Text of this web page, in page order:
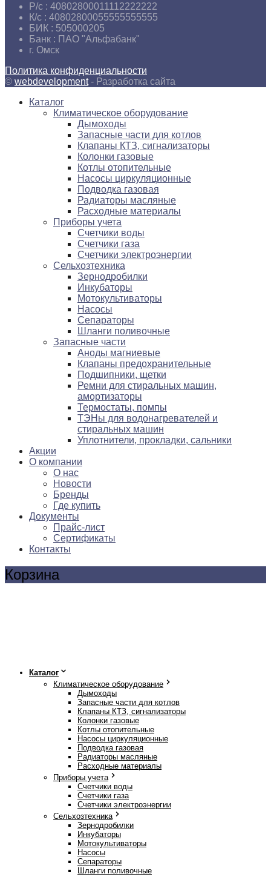
Р/с : 40802800011112222222
К/с : 40802800055555555555
БИК : 505000205
Банк : ПАО "Альфабанк"
г. Омск
Политика конфиденциальности
© webdevelopment- Разработка сайта
Каталог
Климатическое оборудование
Дымоходы
Запасные части для котлов
Клапаны КТЗ, сигнализаторы
Колонки газовые
Котлы отопительные
Насосы циркуляционные
Подводка газовая
Радиаторы масляные
Расходные материалы
Приборы учета
Счетчики воды
Счетчики газа
Счетчики электроэнергии
Сельхозтехника
Зернодробилки
Инкубаторы
Мотокультиваторы
Насосы
Сепараторы
Шланги поливочные
Запасные части
Аноды магниевые
Клапаны предохранительные
Подшипники, щетки
Ремни для стиральных машин,
амортизаторы
Термостаты, помпы
ТЭНы для водонагревателей и
стиральных машин
Уплотнители, прокладки, сальники
Акции
О компании
О нас
Новости
Бренды
Где купить
Документы
Прайс-лист
Сертификаты
Контакты
Корзина
Каталог
Климатическое оборудование
Дымоходы
Запасные части для котлов
Клапаны КТЗ, сигнализаторы
Колонки газовые
Котлы отопительные
Насосы циркуляционные
Подводка газовая
Радиаторы масляные
Расходные материалы
Приборы учета
Счетчики воды
Счетчики газа
Счетчики электроэнергии
Сельхозтехника
Зернодробилки
Инкубаторы
Мотокультиваторы
Насосы
Сепараторы
Шланги поливочные